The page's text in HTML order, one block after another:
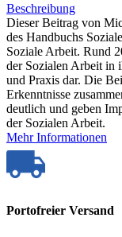
Beschreibung
Dieser Beitrag von
des Handbuchs
Soziale Arbeit. Rund
der Sozialen Arbeit in
und Praxis dar. Die
Erkenntnisse
deutlich und geben
der Sozialen Arbeit.
Mehr Informationen
Portofreier Versand